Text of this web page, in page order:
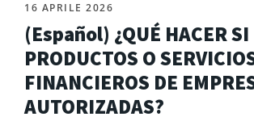
16 APRILE 2026
(Español) ¿QUÉ HACER SI
PRODUCTOS O
FINANCIEROS DE
AUTORIZADAS?